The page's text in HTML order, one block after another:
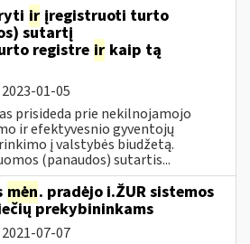
ir įregistruoti turto
sutartį
registre ir kaip tą
2023-01-05
prisideda prie nekilnojamojo
ir efektyvesnio gyventojų
į valstybės biudžetą.
(panaudos) sutartis...
mėn. pradėjo i.ŽUR sistemos
prekybininkams
2021-07-07